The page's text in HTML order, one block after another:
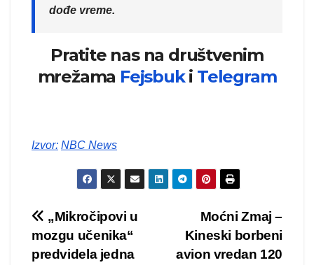
dođe vreme.
Pratite nas na društvenim
mrežama Fejsbuki Telegram
Izvor: NBC News
Kretanje
članka
Moćni Zmaj –
Kineski borbeni
avion vredan 120
„Mikročipovi u
mozgu učenika“
predvidela jedna